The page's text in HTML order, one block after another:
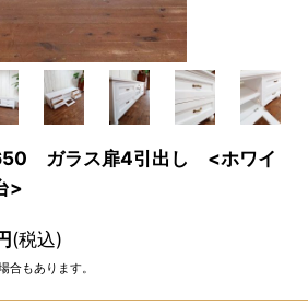
ガラス扉4引出し <ホワイ
>
(税込)
合もあります。